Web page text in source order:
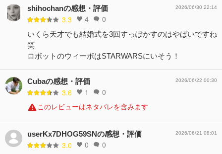
shihochanの感想・評価
3.3 4 0
2026/06/30 22:14
いくら天才でも結婚式を3回すっぽかすのはやばいですね
笑
ロボットのウィーボはSTARWARSにいそう！
Cubaの感想・評価
3.6 1 0
2026/06/22 00:30
このレビューはネタバレを含みます
userKx7DHOG59SNの感想・評価
3.0 0 0
2026/06/21 08:01